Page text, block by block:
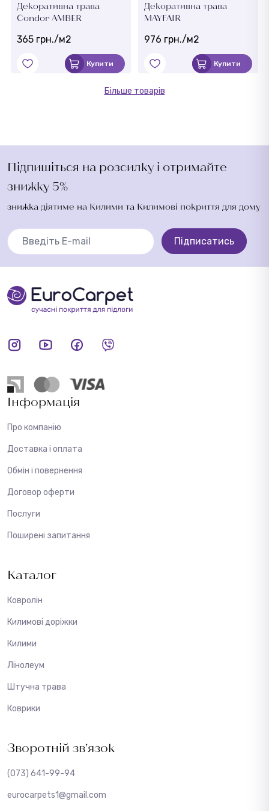
Декоративна трава
Condor AMBER
365 грн./м2
Купити
Декоративна трава
MAYFAIR
976 грн./м2
Купити
Більше товарів
Підпишіться на розсилку і отримайте
знижку 5%
знижка діятиме на Килими та Килимові покриття для дому
Підписатись
Інформація
Про компанію
Доставка і оплата
Обмін і повернення
Договор оферти
Послуги
Поширені запитання
Каталог
Ковролін
Килимові доріжки
Килими
Лінолеум
Штучна трава
Коврики
Зворотній зв’язок
(073) 641-99-94
eurocarpets1@gmail.com